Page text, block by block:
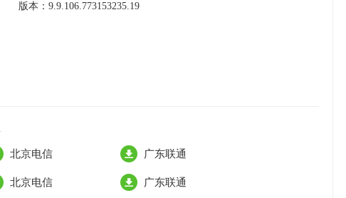
版本： 9.9.106.773153235.19
北京电信 广东联通
北京电信 广东联通